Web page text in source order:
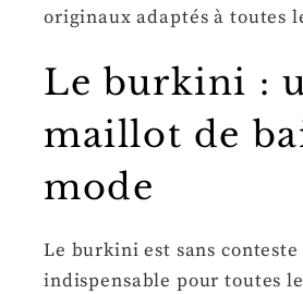
originaux adaptés à toutes
Le burkini :
maillot de
mode
Le burkini est sans
indispensable pour toutes